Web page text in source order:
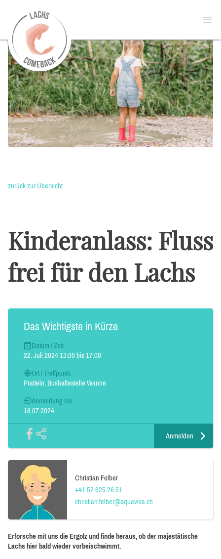
Startseite
Open
menu
zurück zur Übersicht
Kinderanlass: Fluss
frei für den Lachs
Das Wichtigste in Kürze
Datum / Zeit
22. Juli 2024 13:00 bis 17:00
Ort / Treffpunkt
Pratteln, Bushaltestelle Wanne
Anmeldung bis
18.07.2024
Anmelden
Christian Felber
+41 52 625 26 51
christian.felber@aquaviva.ch
Erforsche mit uns die Ergolz und finde heraus, ob der majestätische
Lachs hier bald wieder vorbeischwimmt.